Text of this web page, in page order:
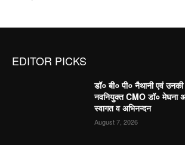
EDITOR PICKS
डॉ० बी० पी० नैथानी एवं
नवनियुक्त CMO डॉ० मेघना
स्वागत व अभिनन्दन
August 7, 2026